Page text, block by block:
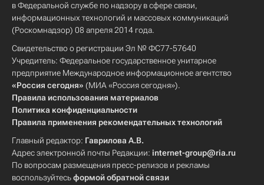
в Федеральной службе по надзору в сфере связи,
информационных технологий и массовых коммуникаций
(Роскомнадзор) 08 апреля 2014 года.
Свидетельство о регистрации Эл № ФС77-57640
Учредитель: Федеральное государственное унитарное
предприятие Международное информационное агентство
«Россия сегодня» (МИА «Россия сегодня»).
Правила использования материалов
Политика конфиденциальности
Правила применения рекомендательных технологий
Главный редактор: Гаврилова А.В.
Адрес электронной почты Редакции: internet-group@ria.ru
По вопросам размещения пресс-релизов и рекламы
воспользуйтесьформой обратной связи